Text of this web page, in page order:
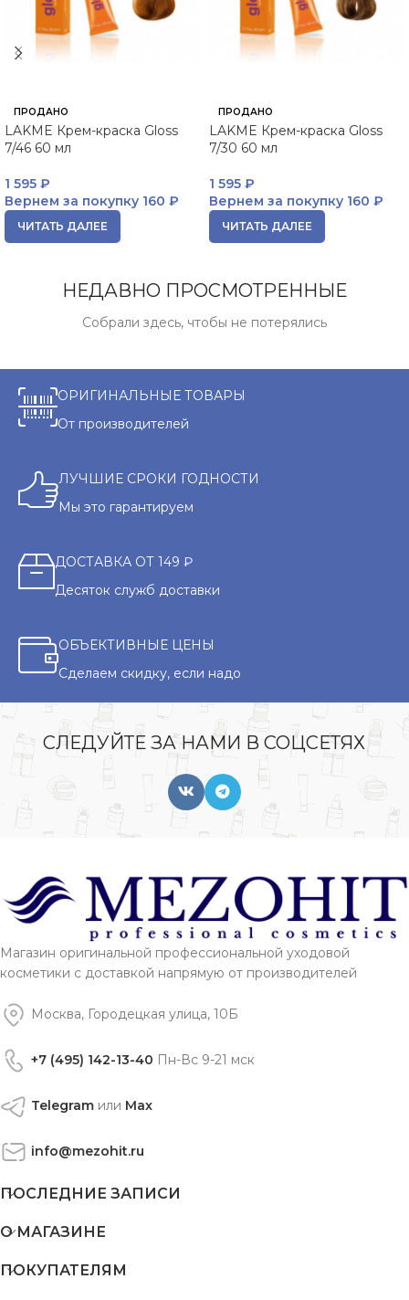
ПРОДАНО
LAKME Крем-краска Gloss
7/46 60 мл
1 595 ₽
Вернем за покупку 160 ₽
ЧИТАТЬ ДАЛЕЕ
ПРОДАНО
LAKME Крем-краска Gloss
7/30 60 мл
1 595 ₽
Вернем за покупку 160 ₽
ЧИТАТЬ ДАЛЕЕ
НЕДАВНО ПРОСМОТРЕННЫЕ
Собрали здесь, чтобы не потерялись
ОРИГИНАЛЬНЫЕ ТОВАРЫ
От производителей
ЛУЧШИЕ СРОКИ ГОДНОСТИ
Мы это гарантируем
ДОСТАВКА ОТ 149 ₽
Десяток служб доставки
ОБЪЕКТИВНЫЕ ЦЕНЫ
Сделаем скидку, если надо
СЛЕДУЙТЕ ЗА НАМИ В СОЦСЕТЯХ
Магазин оригинальной профессиональной уходовой
косметики с доставкой напрямую от производителей
Москва, Городецкая улица, 10Б
+7 (495) 142-13-40 Пн-Вс 9-21 мск
Telegram или Max
info@mezohit.ru
ПОСЛЕДНИЕ ЗАПИСИ
О МАГАЗИНЕ
ПОКУПАТЕЛЯМ